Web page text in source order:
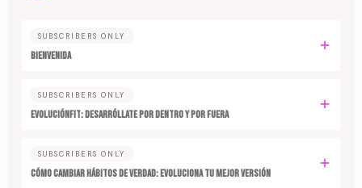
SUBSCRIBERS ONLY
BIENVENIDA
SUBSCRIBERS ONLY
EvoluciónFit: desarróllate por dentro y por fuera
SUBSCRIBERS ONLY
Cómo cambiar hábitos de verdad: evoluciona tu mejor versión